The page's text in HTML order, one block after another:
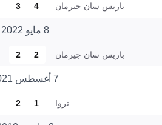
باريس سان جيرمان 4
3
8 مايو 2022
باريس سان جيرمان 2
2
7 أغسطس 2021
تروا 1
2